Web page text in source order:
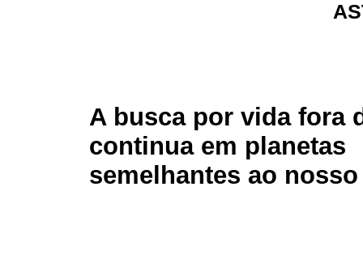
A busca por vida fora
continua em planetas
semelhantes ao nosso